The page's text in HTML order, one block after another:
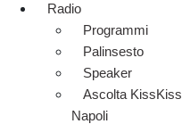
Radio
Programmi
Palinsesto
Speaker
Ascolta KissKiss
Napoli